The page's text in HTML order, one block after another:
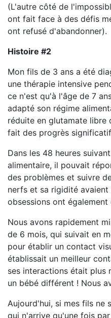
(L'autre côté de
ont fait face à des défis
ont refusé d'abandonner).
Histoire #2
Mon fils de 3 ans a été
une thérapie intensive
ce n'est qu'à l'âge de 7
adapté son régime
réduite en glutamate libre
fait des progrès
Dans les 48 heures
alimentaire, il pouvait
des problèmes et suivre
nerfs et sa rigidité avaient
obsessions ont également
Nous avons rapidement
de 6 mois, qui suivait en
pour établir un contact
établissait un meilleur
ses interactions était plus
un bébé différent ! Nous
Aujourd'hui, si mes fils ne
qui n'arrive qu'une fois